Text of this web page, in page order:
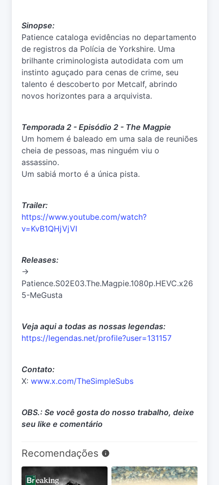
Sinopse:
Patience cataloga evidências no departamento
de registros da Polícia de Yorkshire. Uma
brilhante criminologista autodidata com um
instinto aguçado para cenas de crime, seu
talento é descoberto por Metcalf, abrindo
novos horizontes para a arquivista.
Temporada 2 - Episódio 2 - The Magpie
Um homem é baleado em uma sala de reuniões
cheia de pessoas, mas ninguém viu o
assassino.
Um sabiá morto é a única pista.
Trailer:
https://www.youtube.com/watch?
v=KvB1QHjVjVI
Releases:
->
Patience.S02E03.The.Magpie.1080p.HEVC.x26
5-MeGusta
Veja aqui a todas as nossas legendas:
https://legendas.net/profile?user=131157
Contato:
X: www.x.com/TheSimpleSubs
OBS.: Se você gosta do nosso trabalho, deixe
seu like e comentário
Recomendações